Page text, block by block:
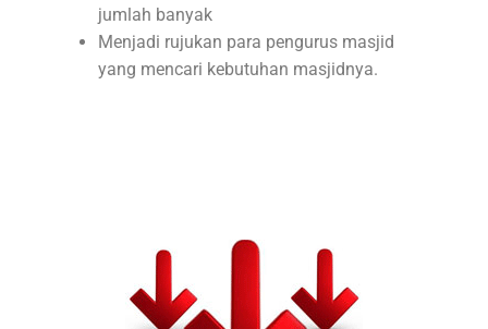
jumlah banyak
Menjadi rujukan para pengurus masjid
yang mencari kebutuhan masjidnya.